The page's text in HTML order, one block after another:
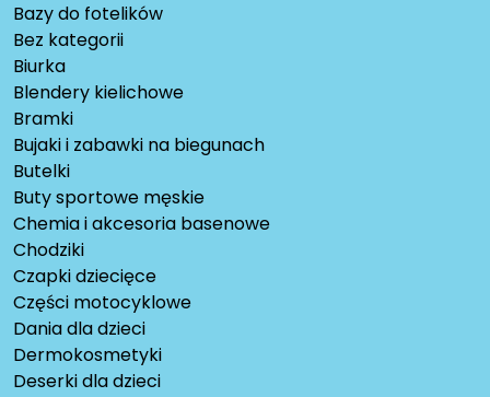
Bazy do fotelików
Bez kategorii
Biurka
Blendery kielichowe
Bramki
Bujaki i zabawki na biegunach
Butelki
Buty sportowe męskie
Chemia i akcesoria basenowe
Chodziki
Czapki dziecięce
Części motocyklowe
Dania dla dzieci
Dermokosmetyki
Deserki dla dzieci